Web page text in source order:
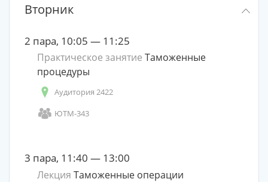
Вторник
2 пара, 10:05 — 11:25
Практическое занятие Таможенные
процедуры
Аудитория 2422
ЮТМ-343
3 пара, 11:40 — 13:00
Лекция Таможенные операции